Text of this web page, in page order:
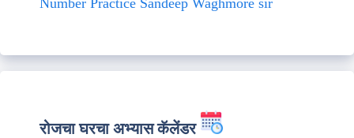
रोजचा घरचा अभ्यास कॅलेंडर